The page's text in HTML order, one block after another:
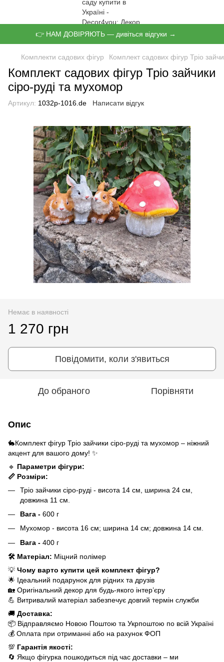
👉 НАМ ДОВІРЯЮТЬ — дивіться відгуки →
Комплекти садових фігур Комплект садових фігур Тріо
Комплект садових фігур Тріо зайчики
сіро-руді та мухомор
Артикул: 1032р-1016.de Написати відгук
Немає в наявності
1 270 грн
Повідомити, коли з'явиться
До обраного Порівняти
Опис
🐇Комплект фігур Тріо зайчики сіро-руді та мухомор – ніжний
акцент для вашого дому! ✨
🔹 Параметри фігури:
📏 Розміри:
Тріо зайчики сіро-руді - висота 14 см, ширина 24 см,
довжина 11 см.
Вага - 600 г
Мухомор - висота 16 см; ширина 14 см; довжина 14 см.
Вага - 400 г
🛠 Матеріал: Міцний полімер
💡 Чому варто купити цей комплект фігур?
🌟 Ідеальний подарунок для рідних та друзів
🏡 Оригінальний декор для будь-якого інтер’єру
💪 Витривалий матеріал забезпечує довгий термін служби
🚚 Доставка:
📦 Відправляємо Новою Поштою та Укрпоштою по всій Україні
💰 Оплата при отриманні або на рахунок ФОП
💯 Гарантія якості:
🔄 Якщо фігурка пошкодиться під час доставки – ми